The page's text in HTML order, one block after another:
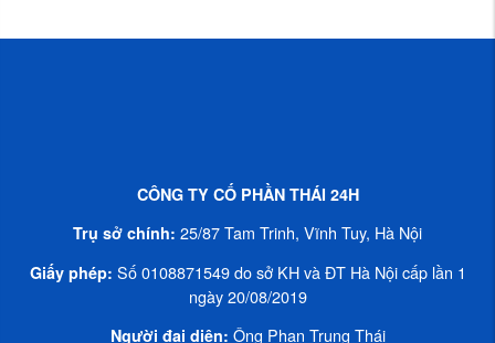
CÔNG TY CỐ PHẦN THÁI 24H
Trụ sở chính: 25/87 Tam Trinh, Vĩnh Tuy, Hà Nội
Giấy phép: Số ‎0108871549 do sở KH và ĐT Hà Nội cấp lần 1
ngày 20/08/2019
Người đại diện: Ông Phan Trung Thái